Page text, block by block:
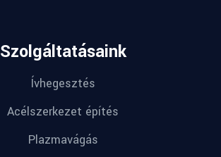
Szolgáltatásaink
Ívhegesztés
Acélszerkezet építés
Plazmavágás